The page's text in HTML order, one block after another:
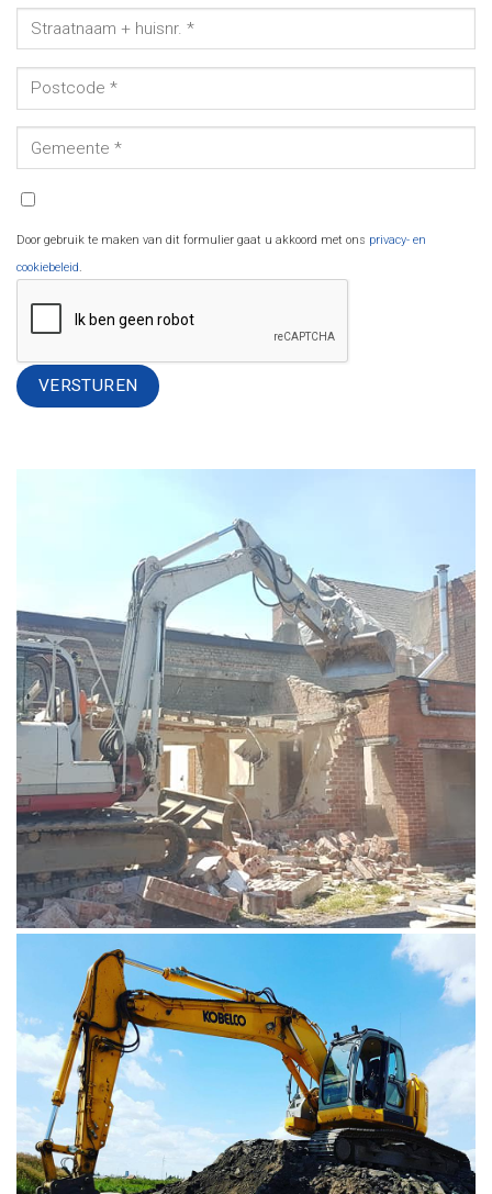
Door gebruik te maken van dit formulier gaat u akkoord met ons privacy- en
cookiebeleid.